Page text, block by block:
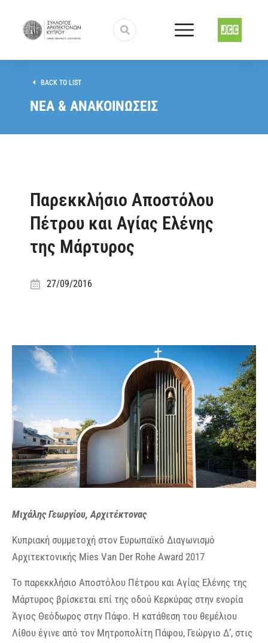
BACK TO LIST
ΝΕΑ & ΑΝΑΚΟΙΝΩΣΕΙΣ
Παρεκκλήσιο Αποστόλου
Πέτρου και Αγίας Ελένης
της Μάρτυρος
27/09/2016
Μιχάλης Γεωργίου, Αρχιτέκτονας
Κυπριακή συμμετοχή στον Ευρωπαϊκό Διαγωνισμό
Αρχιτεκτονικής Mies Van Der Rohe Award 2017
Το παρεκκλήσιo Αποστόλου Πέτρου και Αγίας Ελένης της
Μάρτυρος βρίσκεται επί της οδού Κερκύρας στην ενορία
Άγιoς Θεόδωρος στην Πάφο. Η κατάθεση του θεμέλιου
Λίθου έγινε από τον Μητροπολίτη Πάφου, Γεώργιο Δ’, στις